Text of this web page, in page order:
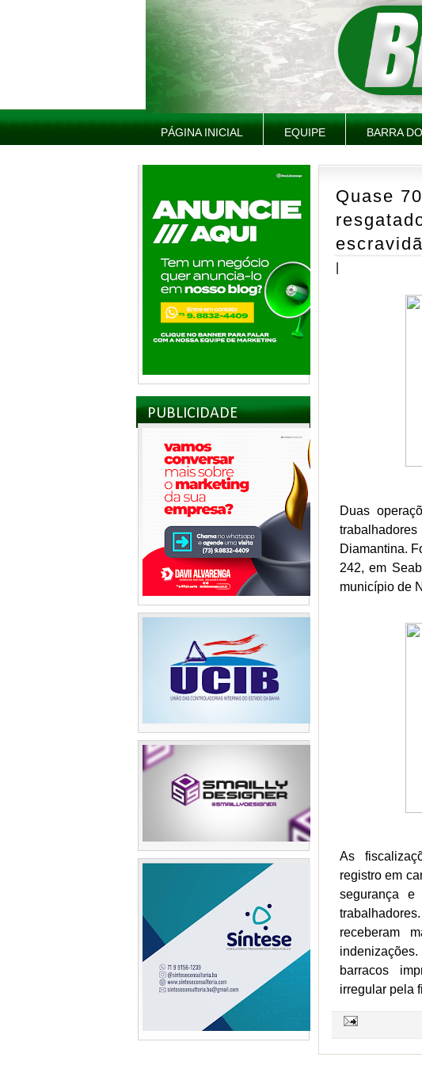
PÁGINA INICIAL EQUIPE BARRA
PUBLICIDADE
Quase
Duas
Diamantina.
242, em
município de
As
registro em
segurança
receberam
barracos
irregular pela